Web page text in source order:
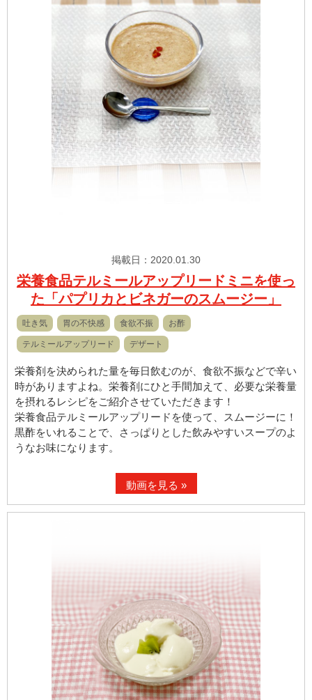
掲載日：2020.01.30
栄養食品テルミールアップリードミニを使っ
た「パプリカとビネガーのスムージー」
吐き気 胃の不快感 食欲不振 お酢
テルミールアップリード デザート
栄養剤を決められた量を毎日飲むのが、食欲不振などで辛い
時がありますよね。栄養剤にひと手間加えて、必要な栄養量
を摂れるレシピをご紹介させていただきます！
栄養食品テルミールアップリードを使って、スムージーに！
黒酢をいれることで、さっぱりとした飲みやすいスープのよ
うなお味になります。
動画を見る »